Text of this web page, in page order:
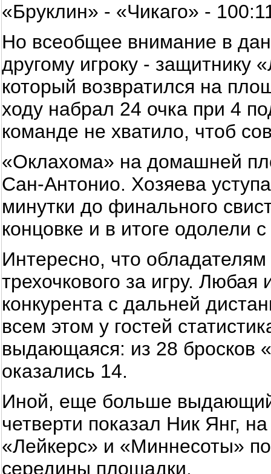
«Бруклин» - «Чикаго» -
Но всеобщее внимание в
другому игроку - защитнику
который возвратился на
ходу набрал 24 очка при 4
команде не хватило, чтоб
«Оклахома» на домашней
Сан-Антонио. Хозяева
минутки до финального
концовке и в итоге одолели
Интересно, что
трехочкового за игру. Любая
конкурента с дальней
всем этом у гостей
выдающаяся: из 28 бросков
оказались 14.
Иной, еще больше
четверти показал Ник Янг,
«Лейкерс» и «Миннесоты»
середины площадки.